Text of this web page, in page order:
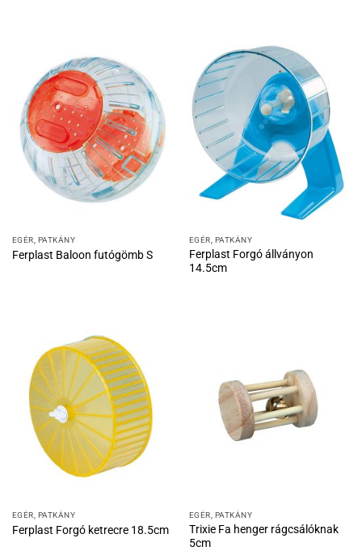
EGÉR, PATKÁNY
Ferplast Baloon futógömb S
EGÉR, PATKÁNY
Ferplast Forgó állványon
14.5cm
EGÉR, PATKÁNY
Ferplast Forgó ketrecre 18.5cm
EGÉR, PATKÁNY
Trixie Fa henger rágcsálóknak
5cm